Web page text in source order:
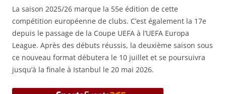
La saison 2025/26 marque la 55e édition de cette
compétition européenne de clubs. C’est également la 17e
depuis le passage de la Coupe UEFA à l’UEFA Europa
League. Après des débuts réussis, la deuxième saison sous
ce nouveau format débutera le 10 juillet et se poursuivra
jusqu’à la finale à Istanbul le 20 mai 2026.